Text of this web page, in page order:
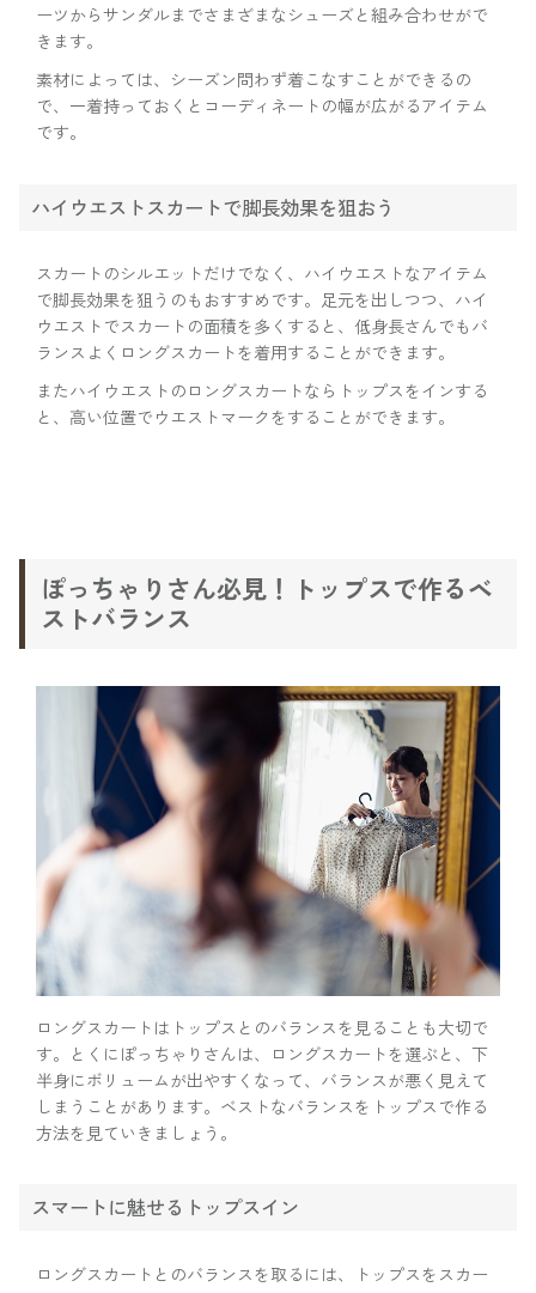
ーツからサンダルまでさまざまなシューズと組み合わせがで
きます。
素材によっては、シーズン問わず着こなすことができるの
で、一着持っておくとコーディネートの幅が広がるアイテム
です。
ハイウエストスカートで脚長効果を狙おう
スカートのシルエットだけでなく、ハイウエストなアイテム
で脚長効果を狙うのもおすすめです。足元を出しつつ、ハイ
ウエストでスカートの面積を多くすると、低身長さんでもバ
ランスよくロングスカートを着用することができます。
またハイウエストのロングスカートならトップスをインする
と、高い位置でウエストマークをすることができます。
ぽっちゃりさん必見！トップスで作るベ
ストバランス
ロングスカートはトップスとのバランスを見ることも大切で
す。とくにぽっちゃりさんは、ロングスカートを選ぶと、下
半身にボリュームが出やすくなって、バランスが悪く見えて
しまうことがあります。ベストなバランスをトップスで作る
方法を見ていきましょう。
スマートに魅せるトップスイン
ロングスカートとのバランスを取るには、トップスをスカー